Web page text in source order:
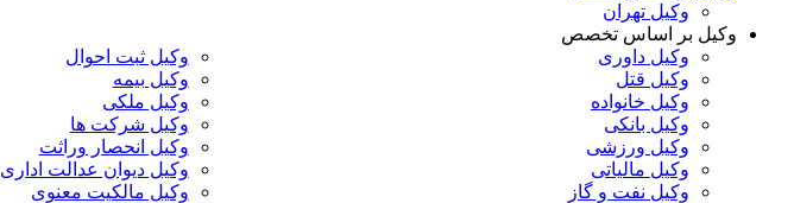
وکیل تهران
وکیل بر اساس تخصص
وکیل داوری
وکیل قتل
وکیل خانواده
وکیل بانکی
وکیل ورزشی
وکیل مالیاتی
وکیل نفت و گاز
وکیل ثبت احوال
وکیل بیمه
وکیل ملکی
وکیل شرکت ها
وکیل انحصار وراثت
وکیل دیوان عدالت اداری
وکیل مالکیت معنوی